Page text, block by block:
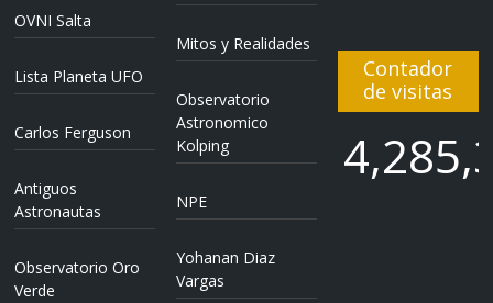
OVNI Salta
Lista Planeta UFO
Carlos Ferguson
Antiguos
Astronautas
Observatorio Oro
Verde
Mitos y Realidades
Observatorio
Astronomico
Kolping
NPE
Yohanan Diaz
Vargas
Contador
de visitas